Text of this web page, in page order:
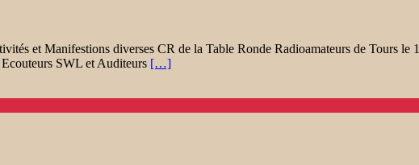
et Manifestions diverses CR de la Table Ronde Radioamateurs de Tours le
SWL et Auditeurs […]